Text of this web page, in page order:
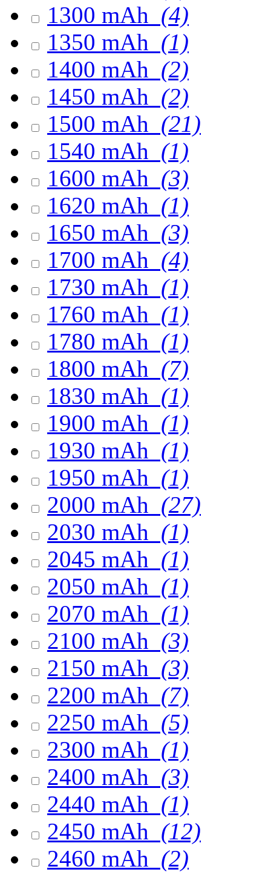
1300 mAh (4)
1350 mAh (1)
1400 mAh (2)
1450 mAh (2)
1500 mAh (21)
1540 mAh (1)
1600 mAh (3)
1620 mAh (1)
1650 mAh (3)
1700 mAh (4)
1730 mAh (1)
1760 mAh (1)
1780 mAh (1)
1800 mAh (7)
1830 mAh (1)
1900 mAh (1)
1930 mAh (1)
1950 mAh (1)
2000 mAh (27)
2030 mAh (1)
2045 mAh (1)
2050 mAh (1)
2070 mAh (1)
2100 mAh (3)
2150 mAh (3)
2200 mAh (7)
2250 mAh (5)
2300 mAh (1)
2400 mAh (3)
2440 mAh (1)
2450 mAh (12)
2460 mAh (2)